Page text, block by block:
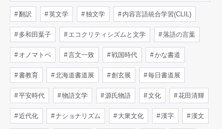
翻訳 英文学 独文学 内容言語統合学習(CLIL)
多和田葉子 エコクリティシズムと文学 落語の言葉
オノマトペ 言文一致 戦国時代 かな書道
書教育 北海道書道展 創玄展 毎日書道展
平安時代 物語文学 源氏物語 文化 花田清輝
近代化 ナショナリズム 大衆文化 漢字 漢文